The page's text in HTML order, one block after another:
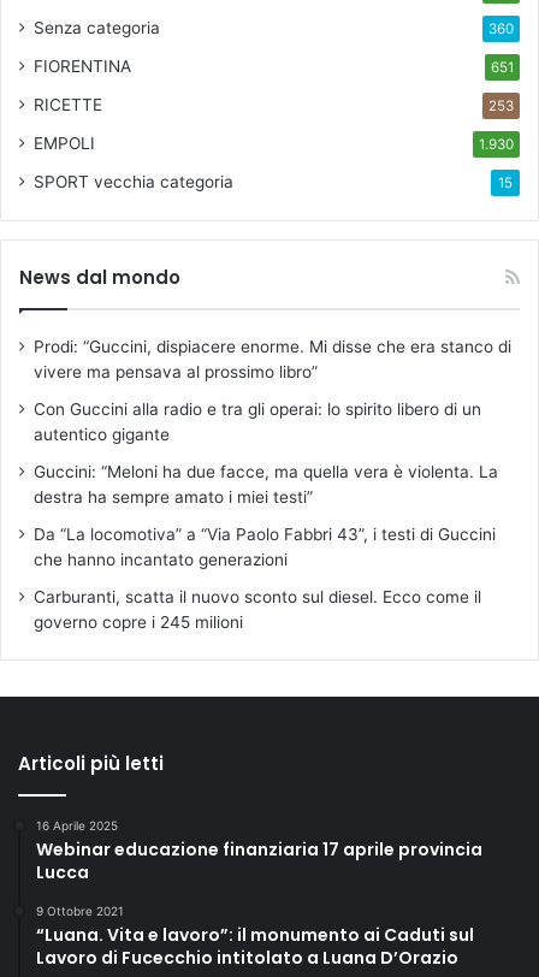
s
t
Senza categoria 360
FIORENTINA 651
RICETTE 253
EMPOLI 1.930
SPORT vecchia categoria 15
News dal mondo
Prodi: “Guccini, dispiacere enorme. Mi disse che era stanco di
vivere ma pensava al prossimo libro”
Con Guccini alla radio e tra gli operai: lo spirito libero di un
autentico gigante
Guccini: “Meloni ha due facce, ma quella vera è violenta. La
destra ha sempre amato i miei testi”
Da “La locomotiva” a “Via Paolo Fabbri 43”, i testi di Guccini
che hanno incantato generazioni
Carburanti, scatta il nuovo sconto sul diesel. Ecco come il
governo copre i 245 milioni
Articoli più letti
16 Aprile 2025
Webinar educazione finanziaria 17 aprile provincia
Lucca
9 Ottobre 2021
“Luana. Vita e lavoro”: il monumento ai Caduti sul
Lavoro di Fucecchio intitolato a Luana D’Orazio